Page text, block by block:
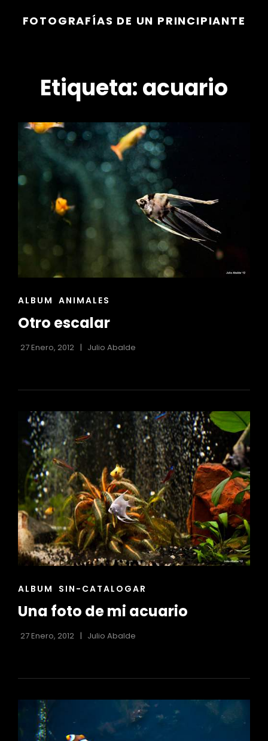
FOTOGRAFÍAS DE UN PRINCIPIANTE
Etiqueta:acuario
ENLACES
LAS
ALBUM ANIMALES
Otro escalar
27 Enero, 2012 Julio Abalde
ENLACES
LAS
ALBUM SIN-CATALOGAR
Una foto de mi acuario
27 Enero, 2012 Julio Abalde